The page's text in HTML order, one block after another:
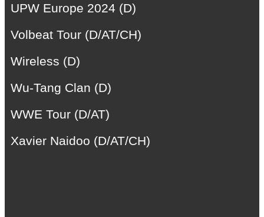
UPW Europe 2024 (D)
Volbeat Tour (D/AT/CH)
Wireless (D)
Wu-Tang Clan (D)
WWE Tour (D/AT)
Xavier Naidoo (D/AT/CH)